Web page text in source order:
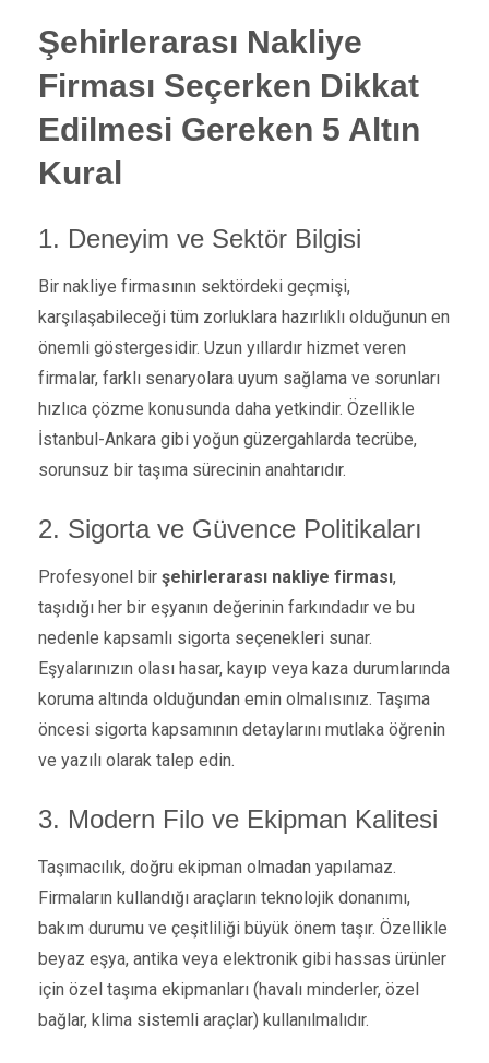
Şehirlerarası Nakliye
Firması Seçerken Dikkat
Edilmesi Gereken 5 Altın
Kural
1. Deneyim ve Sektör Bilgisi
Bir nakliye firmasının sektördeki geçmişi,
karşılaşabileceği tüm zorluklara hazırlıklı olduğunun en
önemli göstergesidir. Uzun yıllardır hizmet veren
firmalar, farklı senaryolara uyum sağlama ve sorunları
hızlıca çözme konusunda daha yetkindir. Özellikle
İstanbul-Ankara gibi yoğun güzergahlarda tecrübe,
sorunsuz bir taşıma sürecinin anahtarıdır.
2. Sigorta ve Güvence Politikaları
Profesyonel bir şehirlerarası nakliye firması,
taşıdığı her bir eşyanın değerinin farkındadır ve bu
nedenle kapsamlı sigorta seçenekleri sunar.
Eşyalarınızın olası hasar, kayıp veya kaza durumlarında
koruma altında olduğundan emin olmalısınız. Taşıma
öncesi sigorta kapsamının detaylarını mutlaka öğrenin
ve yazılı olarak talep edin.
3. Modern Filo ve Ekipman Kalitesi
Taşımacılık, doğru ekipman olmadan yapılamaz.
Firmaların kullandığı araçların teknolojik donanımı,
bakım durumu ve çeşitliliği büyük önem taşır. Özellikle
beyaz eşya, antika veya elektronik gibi hassas ürünler
için özel taşıma ekipmanları (havalı minderler, özel
bağlar, klima sistemli araçlar) kullanılmalıdır.